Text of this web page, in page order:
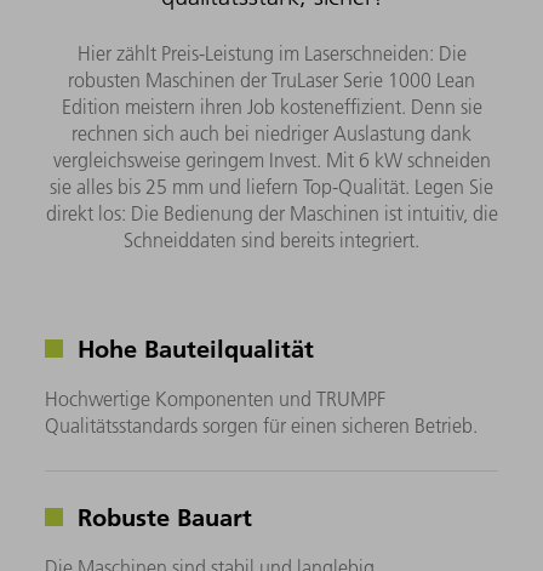
Hier zählt Preis-Leistung im Laserschneiden: Die
robusten Maschinen der TruLaser Serie 1000 Lean
Edition meistern ihren Job kosteneffizient. Denn sie
rechnen sich auch bei niedriger Auslastung dank
vergleichsweise geringem Invest. Mit 6 kW schneiden
sie alles bis 25 mm und liefern Top-Qualität. Legen Sie
direkt los: Die Bedienung der Maschinen ist intuitiv, die
Schneiddaten sind bereits integriert.
Hohe Bauteilqualität
Hochwertige Komponenten und TRUMPF
Qualitätsstandards sorgen für einen sicheren Betrieb.
Robuste Bauart